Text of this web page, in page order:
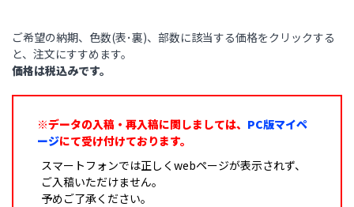
ご希望の納期、色数(表･裏)、部数に該当する価格をクリックする
と、注文にすすめます。
価格は税込みです。
※データの入稿・再入稿に関しましては、 PC版マイペ
ージにて受け付けております。
スマートフォンでは正しくwebページが表示されず、
ご入稿いただけません。
予めご了承ください。